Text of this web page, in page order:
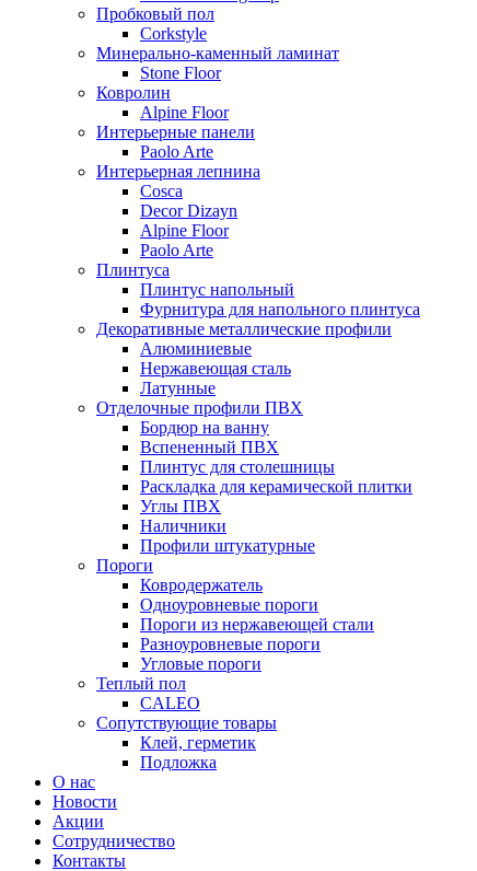
Пробковый пол
Corkstyle
Минерально-каменный ламинат
Stone Floor
Ковролин
Alpine Floor
Интерьерные панели
Paolo Arte
Интерьерная лепнина
Cosca
Decor Dizayn
Alpine Floor
Paolo Arte
Плинтуса
Плинтус напольный
Фурнитура для напольного плинтуса
Декоративные металлические профили
Алюминиевые
Нержавеющая сталь
Латунные
Отделочные профили ПВХ
Бордюр на ванну
Вспененный ПВХ
Плинтус для столешницы
Раскладка для керамической плитки
Углы ПВХ
Наличники
Профили штукатурные
Пороги
Ковродержатель
Одноуровневые пороги
Пороги из нержавеющей стали
Разноуровневые пороги
Угловые пороги
Теплый пол
CALEO
Сопутствующие товары
Клей, герметик
Подложка
О нас
Новости
Акции
Сотрудничество
Контакты